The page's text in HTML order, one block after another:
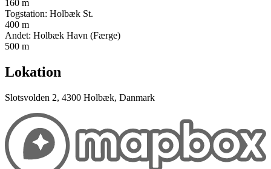
160 m
Togstation: Holbæk St.
400 m
Andet: Holbæk Havn (Færge)
500 m
Lokation
Slotsvolden 2, 4300 Holbæk, Danmark